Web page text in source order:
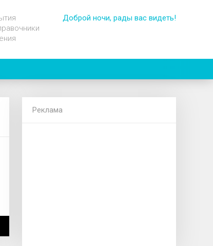
Доброй ночи, рады вас видеть!
Реклама